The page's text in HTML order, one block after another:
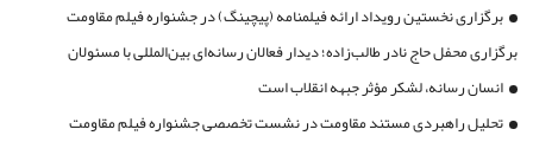
برگزاری نخستین رویداد ارائه فیلمنامه (پیچینگ) در جشنواره فیلم مقاومت
برگزاری محفل حاج نادر طالب‌زاده؛ دیدار فعالان رسانه‌ای بین‌المللی با مسئولان
جشنواره مقاومت
انسان رسانه، لشکر مؤثر جبهه انقلاب است
تحلیل راهبردی مستند مقاومت در نشست تخصصی جشنواره فیلم مقاومت